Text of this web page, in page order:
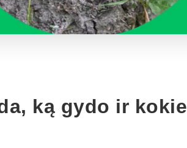
ką gydo ir kokie